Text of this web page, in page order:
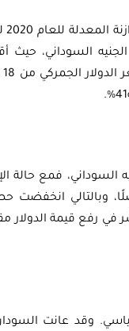
تعد
السوداني، حيث
الجنيه السوداني، فمع
وبالتالي انخفضت
رفع قيمة الدولار
وقد عانت